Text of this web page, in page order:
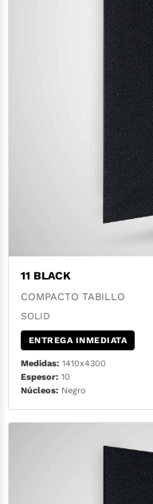
11 BLACK
COMPACTO TABILLO
SOLID
ENTREGA INMEDIATA
Medidas:1410x4300
Espesor:10
Núcleos:Negro